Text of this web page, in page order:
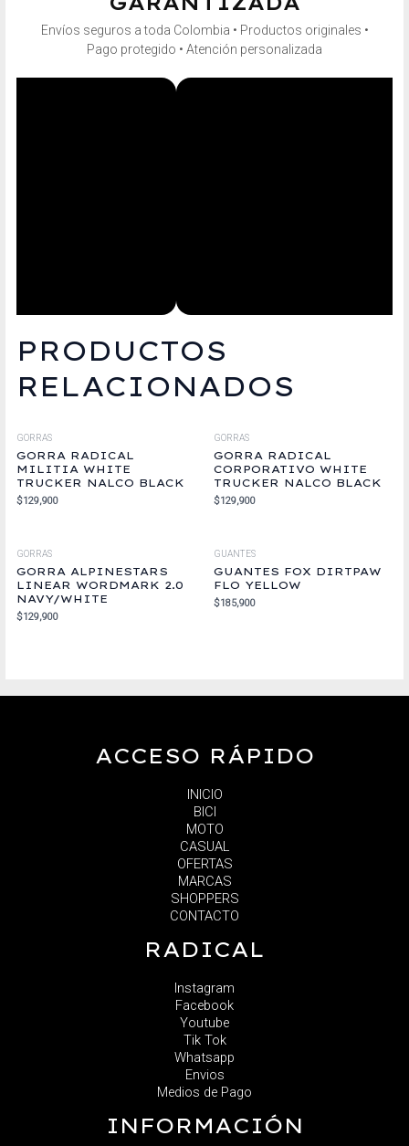
Envíos seguros a toda Colombia • Productos originales •
Pago protegido • Atención personalizada
PRODUCTOS
RELACIONADOS
GORRAS
GORRA RADICAL
MILITIA WHITE
TRUCKER NALCO BLACK
$129,900
GORRAS
GORRA RADICAL
CORPORATIVO WHITE
TRUCKER NALCO BLACK
$129,900
GORRAS
GORRA ALPINESTARS
LINEAR WORDMARK 2.0
NAVY/WHITE
$129,900
GUANTES
GUANTES FOX DIRTPAW
FLO YELLOW
$185,900
ACCESO RÁPIDO
INICIO
BICI
MOTO
CASUAL
OFERTAS
MARCAS
SHOPPERS
CONTACTO
RADICAL
Instagram
Facebook
Youtube
Tik Tok
Whatsapp
Envios
Medios de Pago
INFORMACIÓN